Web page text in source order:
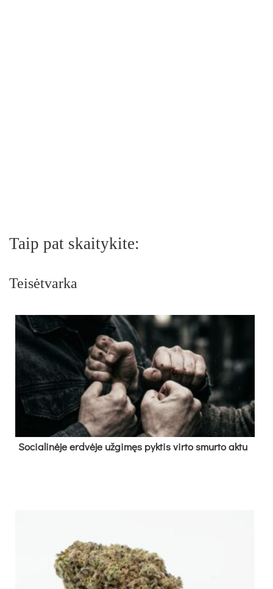
Taip pat skaitykite:
Teisėtvarka
So­cia­li­nė­je erd­vė­je už­gi­męs pyk­tis vir­to smur­to ak­tu